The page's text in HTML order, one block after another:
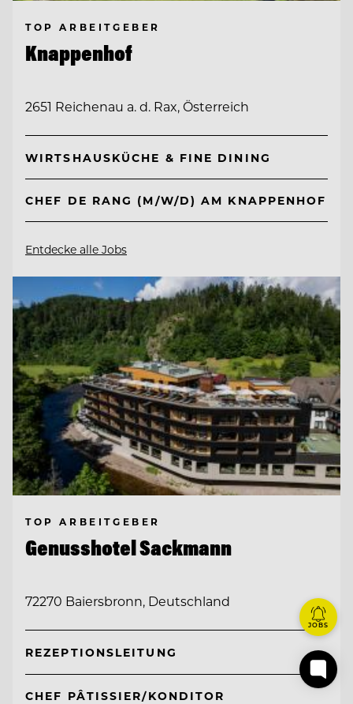
TOP ARBEITGEBER
Knappenhof
2651 Reichenau a. d. Rax, Österreich
WIRTSHAUSKÜCHE & FINE DINING
CHEF DE RANG (M/W/D) AM KNAPPENHOF
Entdecke alle Jobs
TOP ARBEITGEBER
Genusshotel Sackmann
72270 Baiersbronn, Deutschland
REZEPTIONSLEITUNG
CHEF PÂTISSIER/KONDITOR
JOBS